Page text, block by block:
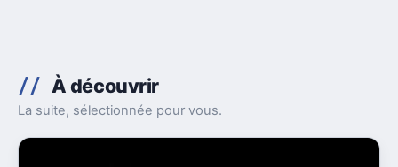
À découvrir
La suite, sélectionnée pour vous.